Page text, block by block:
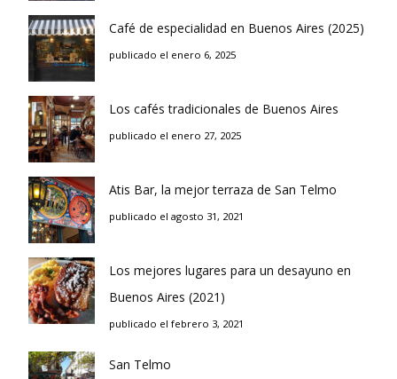
Café de especialidad en Buenos Aires (2025)
publicado el enero 6, 2025
Los cafés tradicionales de Buenos Aires
publicado el enero 27, 2025
Atis Bar, la mejor terraza de San Telmo
publicado el agosto 31, 2021
Los mejores lugares para un desayuno en
Buenos Aires (2021)
publicado el febrero 3, 2021
San Telmo